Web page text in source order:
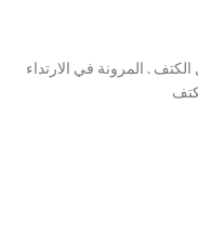
. المرونة في الارتداء